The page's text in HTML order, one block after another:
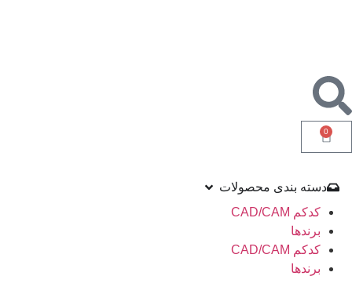
0
دسته بندی محصولات
کدکم CAD/CAM
برندها
کدکم CAD/CAM
برندها